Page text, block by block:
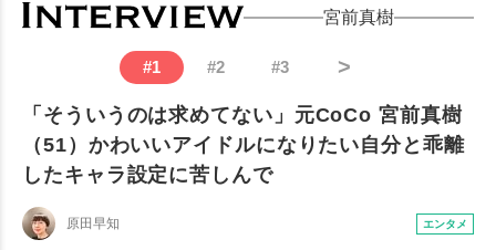
宮前真樹
#1 #2 #3 >
「そういうのは求めてない」元CoCo 宮前真樹
（51）かわいいアイドルになりたい自分と乖離
したキャラ設定に苦しんで
原田早知 エンタメ